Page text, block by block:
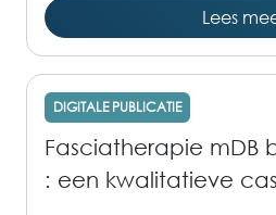
Lees
DIGITALE PUBLICATIE
Fasciatherapie mDB
: een kwalitatieve